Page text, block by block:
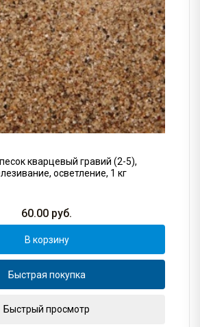
кварцевый гравий (2-5),
осветление, 1 кг
60.00 руб.
В корзину
Быстрая покупка
Быстрый просмотр